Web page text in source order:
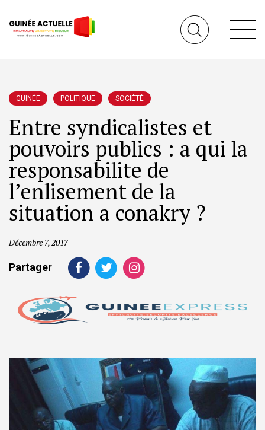
GUINÉE POLITIQUE SOCIÉTÉ
Entre syndicalistes et
pouvoirs publics : a qui la
responsabilite de
l’enlisement de la
situation a conakry ?
Décembre 7, 2017
Partager